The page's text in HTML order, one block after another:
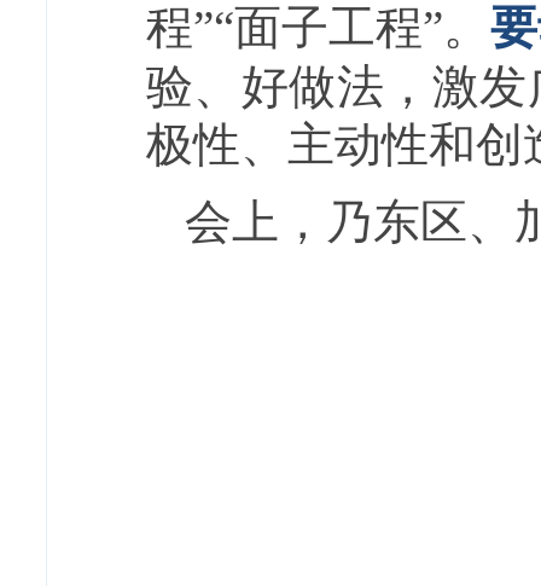
程”“面子工程”。
验、好做法，激
极性、主动性和
会上，乃东区、